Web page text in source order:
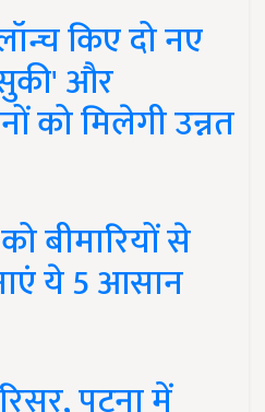
किए दो नए
और
को मिलेगी उन्नत
बीमारियों से
ये 5 आसान